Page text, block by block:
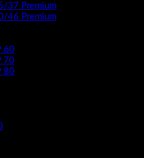
37 Premium
46 Premium
60
70
80